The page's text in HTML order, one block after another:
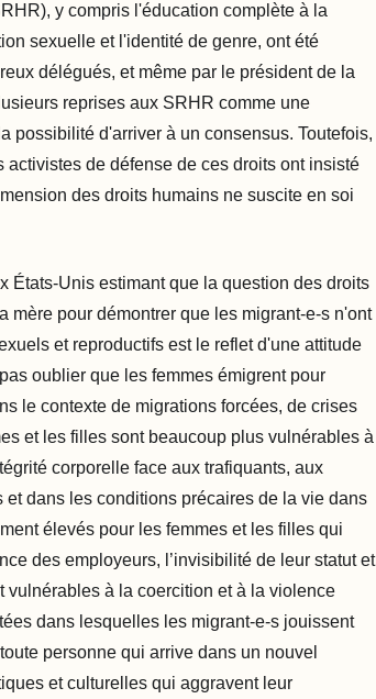
y compris l'éducation complète à la
sexuelle et l'identité de genre, ont été
délégués, et même par le président de la
reprises aux SRHR comme une
possibilité d'arriver à un consensus. Toutefois,
de défense de ces droits ont insisté
des droits humains ne suscite en soi
États-Unis estimant que la question des droits
mère pour démontrer que les migrant-e-s n'ont
et reproductifs est le reflet d'une attitude
oublier que les femmes émigrent pour
le contexte de migrations forcées, de crises
et les filles sont beaucoup plus vulnérables à
corporelle face aux trafiquants, aux
dans les conditions précaires de la vie dans
élevés pour les femmes et les filles qui
des employeurs, l’invisibilité de leur statut et
vulnérables à la coercition et à la violence
dans lesquelles les migrant-e-s jouissent
personne qui arrive dans un nouvel
et culturelles qui aggravent leur